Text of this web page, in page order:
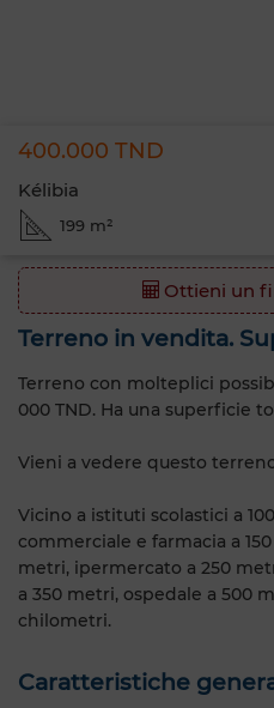
400.000 TND
Kélibia
199 m²
Ottieni un
Terreno in vendita.
Terreno con molteplici
000 TND. Ha una superficie
Vieni a vedere questo
Vicino a istituti scolastici a
commerciale e farmacia a
metri, ipermercato a 250
a 350 metri, ospedale a 500
chilometri.
Caratteristiche